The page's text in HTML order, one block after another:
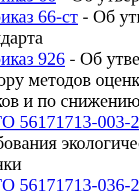
66-ст - Об
926 - Об
методов
и по
56171713-003-
56171713-036-